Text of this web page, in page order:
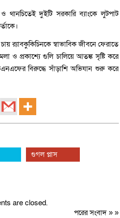
দুইটি সরকারি ব্যাংকে লুটপাট
র‌্যাবকুকিচিনকে স্বাভাবিক জীবনে ফেরাতে
ও প্রকাশ্যে গুলি চালিয়ে আতঙ্ক সৃষ্টি করে
বিরুদ্ধে সাঁড়াশি অভিযান শুরু করে
গুগল প্লাস
are closed.
পরের সংবাদ» »